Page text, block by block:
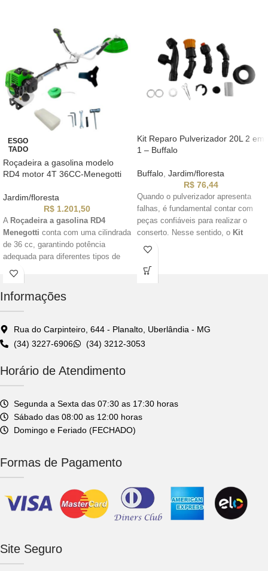
ESGO
TADO
Roçadeira a gasolina modelo
RD4 motor 4T 36CC-Menegotti
Jardim/floresta
R$ 1.201,50
A Roçadeira a gasolina RD4
Menegotti conta com uma cilindrada
de 36 cc, garantindo potência
adequada para diferentes tipos de
corte. Além disso, possui um tanque
600 mL, o que oferece uma boa
autonomia para trabalhos contínuos.
capacidade de 600 mL, facilitando a
lubrificação do motor e garantindo
ao longo do tempo.
Kit Reparo Pulverizador 20L 2 em
1 – Buffalo
Buffalo Jardim/floresta
R$ 76,44
Quando o pulverizador apresenta
falhas, é fundamental contar com
peças confiáveis para realizar o
conserto. Nesse sentido, o Kit
reparo pulverizador Buffalo 20L 2
econômica e eficaz. Com ele, você
Informações
Rua do Carpinteiro, 644 - Planalto, Uberlândia - MG
(34) 3227-6906
(34) 3212-3053
Horário de Atendimento
Segunda a Sexta das 07:30 as 17:30 horas
Sábado das 08:00 as 12:00 horas
Domingo e Feriado (FECHADO)
Formas de Pagamento
Site Seguro